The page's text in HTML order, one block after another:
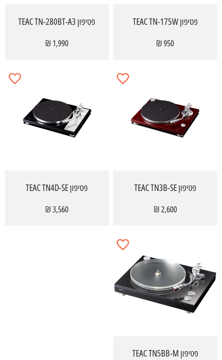
פטיפון TEAC TN-175W
950 ₪
פטיפון TEAC TN-280BT-A3
1,990 ₪
פטיפון TEAC TN3B-SE
2,600 ₪
פטיפון TEAC TN4D-SE
3,560 ₪
פטיפון TEAC TN5BB-M